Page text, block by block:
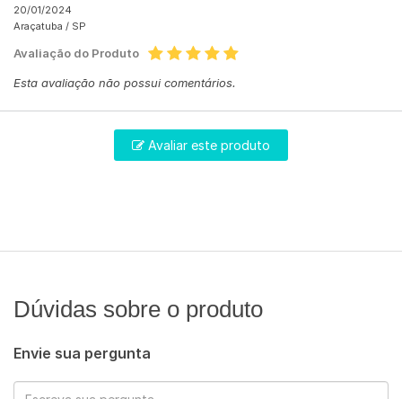
20/01/2024
Araçatuba / SP
Avaliação do Produto
Esta avaliação não possui comentários.
Avaliar este produto
Dúvidas sobre o produto
Envie sua pergunta